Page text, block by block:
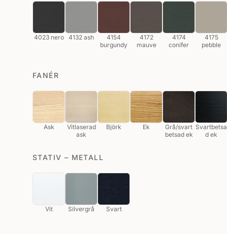
4023 nero 4132 ash
4154
burgundy
4172
mauve
4174
conifer
4175
pebble
FANÉR
Ask
Vitlaserad
ask
Björk Ek
Grå/svart
betsad ek
Svartbetsa
d ek
STATIV – METALL
Vit Silvergrå Svart